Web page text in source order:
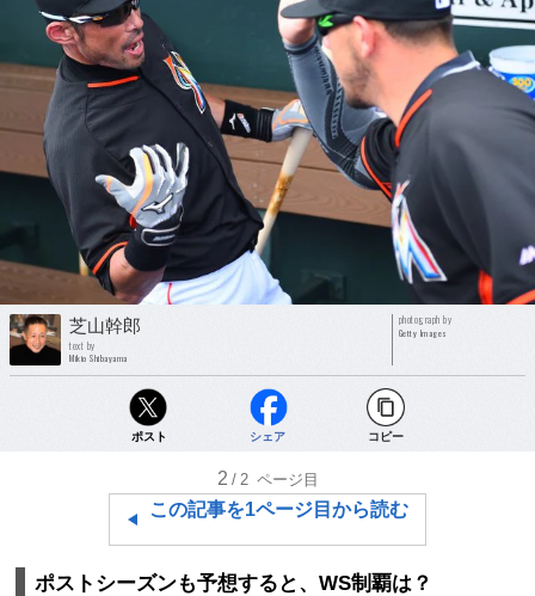
芝山幹郎
text by
Mikio Shibayama
photograph by
Getty Images
ポスト シェア コピー
2 /2 ページ目
この記事を1ページ目から読む
ポストシーズンも予想すると、WS制覇は？